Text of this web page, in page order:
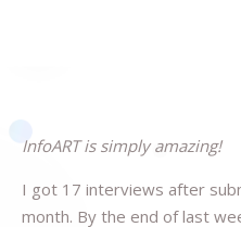
InfoART is simply amazing!
I got 17 interviews after
month. By the end of last